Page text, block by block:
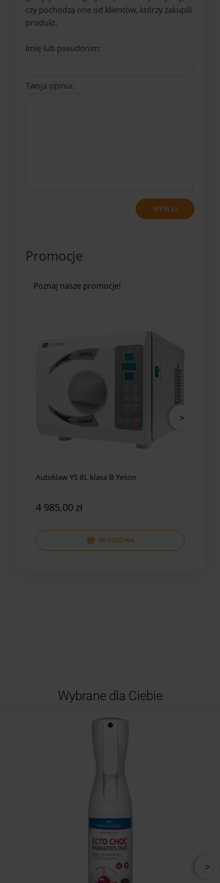
czy pochodzą one od klientów, którzy zakupili
produkt.
Imię lub pseudonim:
Twoja opinia:
WYŚLIJ
Promocje
Poznaj nasze promocje!
Autoklaw YS 8L klasa B Yeson
4 985,00 zł
DO KOSZYKA
Wybrane dla Ciebie